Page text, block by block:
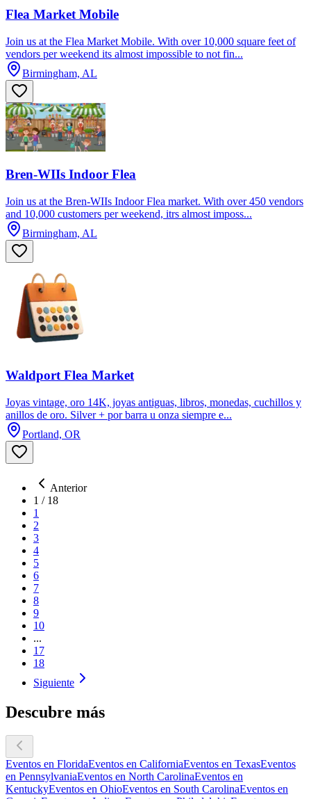
Flea Market Mobile
Join us at the Flea Market Mobile. With over 10,000 square feet of
vendors per weekend its almost impossible to not fin...
Birmingham, AL
Bren-WIIs Indoor Flea
Join us at the Bren-WIIs Indoor Flea market. With over 450 vendors
and 10,000 customers per weekend, itrs almost imposs...
Birmingham, AL
Waldport Flea Market
Joyas vintage, oro 14K, joyas antiguas, libros, monedas, cuchillos y
anillos de oro. Silver + por barra u onza siempre e...
Portland, OR
Anterior
1 / 18
1
2
3
4
5
6
7
8
9
10
...
17
18
Siguiente
Descubre más
Eventos en FloridaEventos en CaliforniaEventos en TexasEventos
en PennsylvaniaEventos en North CarolinaEventos en
KentuckyEventos en OhioEventos en South CarolinaEventos en